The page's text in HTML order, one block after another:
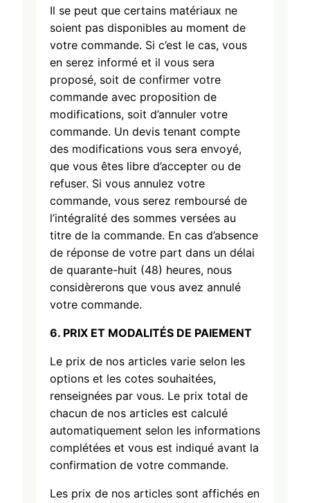
Il se peut que certains matériaux ne
soient pas disponibles au moment de
votre commande. Si c’est le cas, vous
en serez informé et il vous sera
proposé, soit de confirmer votre
commande avec proposition de
modifications, soit d’annuler votre
commande. Un devis tenant compte
des modifications vous sera envoyé,
que vous êtes libre d’accepter ou de
refuser. Si vous annulez votre
commande, vous serez remboursé de
l’intégralité des sommes versées au
titre de la commande. En cas d’absence
de réponse de votre part dans un délai
de quarante-huit (48) heures, nous
considèrerons que vous avez annulé
votre commande.
6. PRIX ET MODALITÉS DE PAIEMENT
Le prix de nos articles varie selon les
options et les cotes souhaitées,
renseignées par vous. Le prix total de
chacun de nos articles est calculé
automatiquement selon les informations
complétées et vous est indiqué avant la
confirmation de votre commande.
Les prix de nos articles sont affichés en